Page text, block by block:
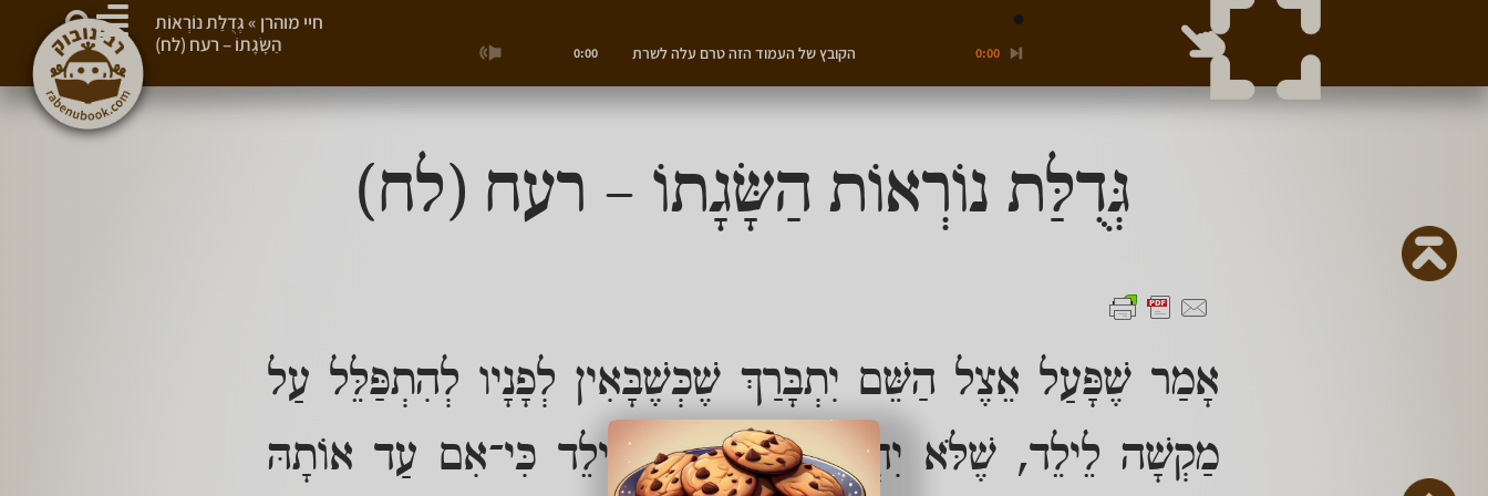
גְּדֻלַּת נוֹרְאוֹת הַשָּׂגָתוֹ – רעח (לח)
אָמַר שֶׁפָּעַל אֵצֶל הַשֵּׁם יִתְבָּרַךְ שֶׁכְּשֶׁבָּאִין לְפָנָיו לְהִתְפַּלֵּל עַל
מַקְשָׁה לֵילֵד, שֶׁלֹּא יִהְיֶה לָהּ הַקִּשּׁוּי לֵילֵד כִּי־אִם עַד אוֹתָהּ
חיי מוהרן »גְּדֻלַּת נוֹרְאוֹת
הַשָּׂגָתוֹ – רעח (לח)
0:00 הקובץ של העמוד הזה טרם עלה לשרת 0:00